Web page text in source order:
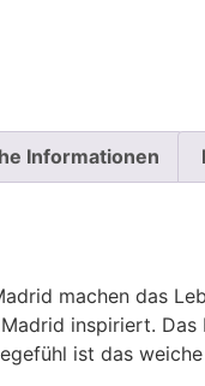
Informationen
machen das
inspiriert.
ist das